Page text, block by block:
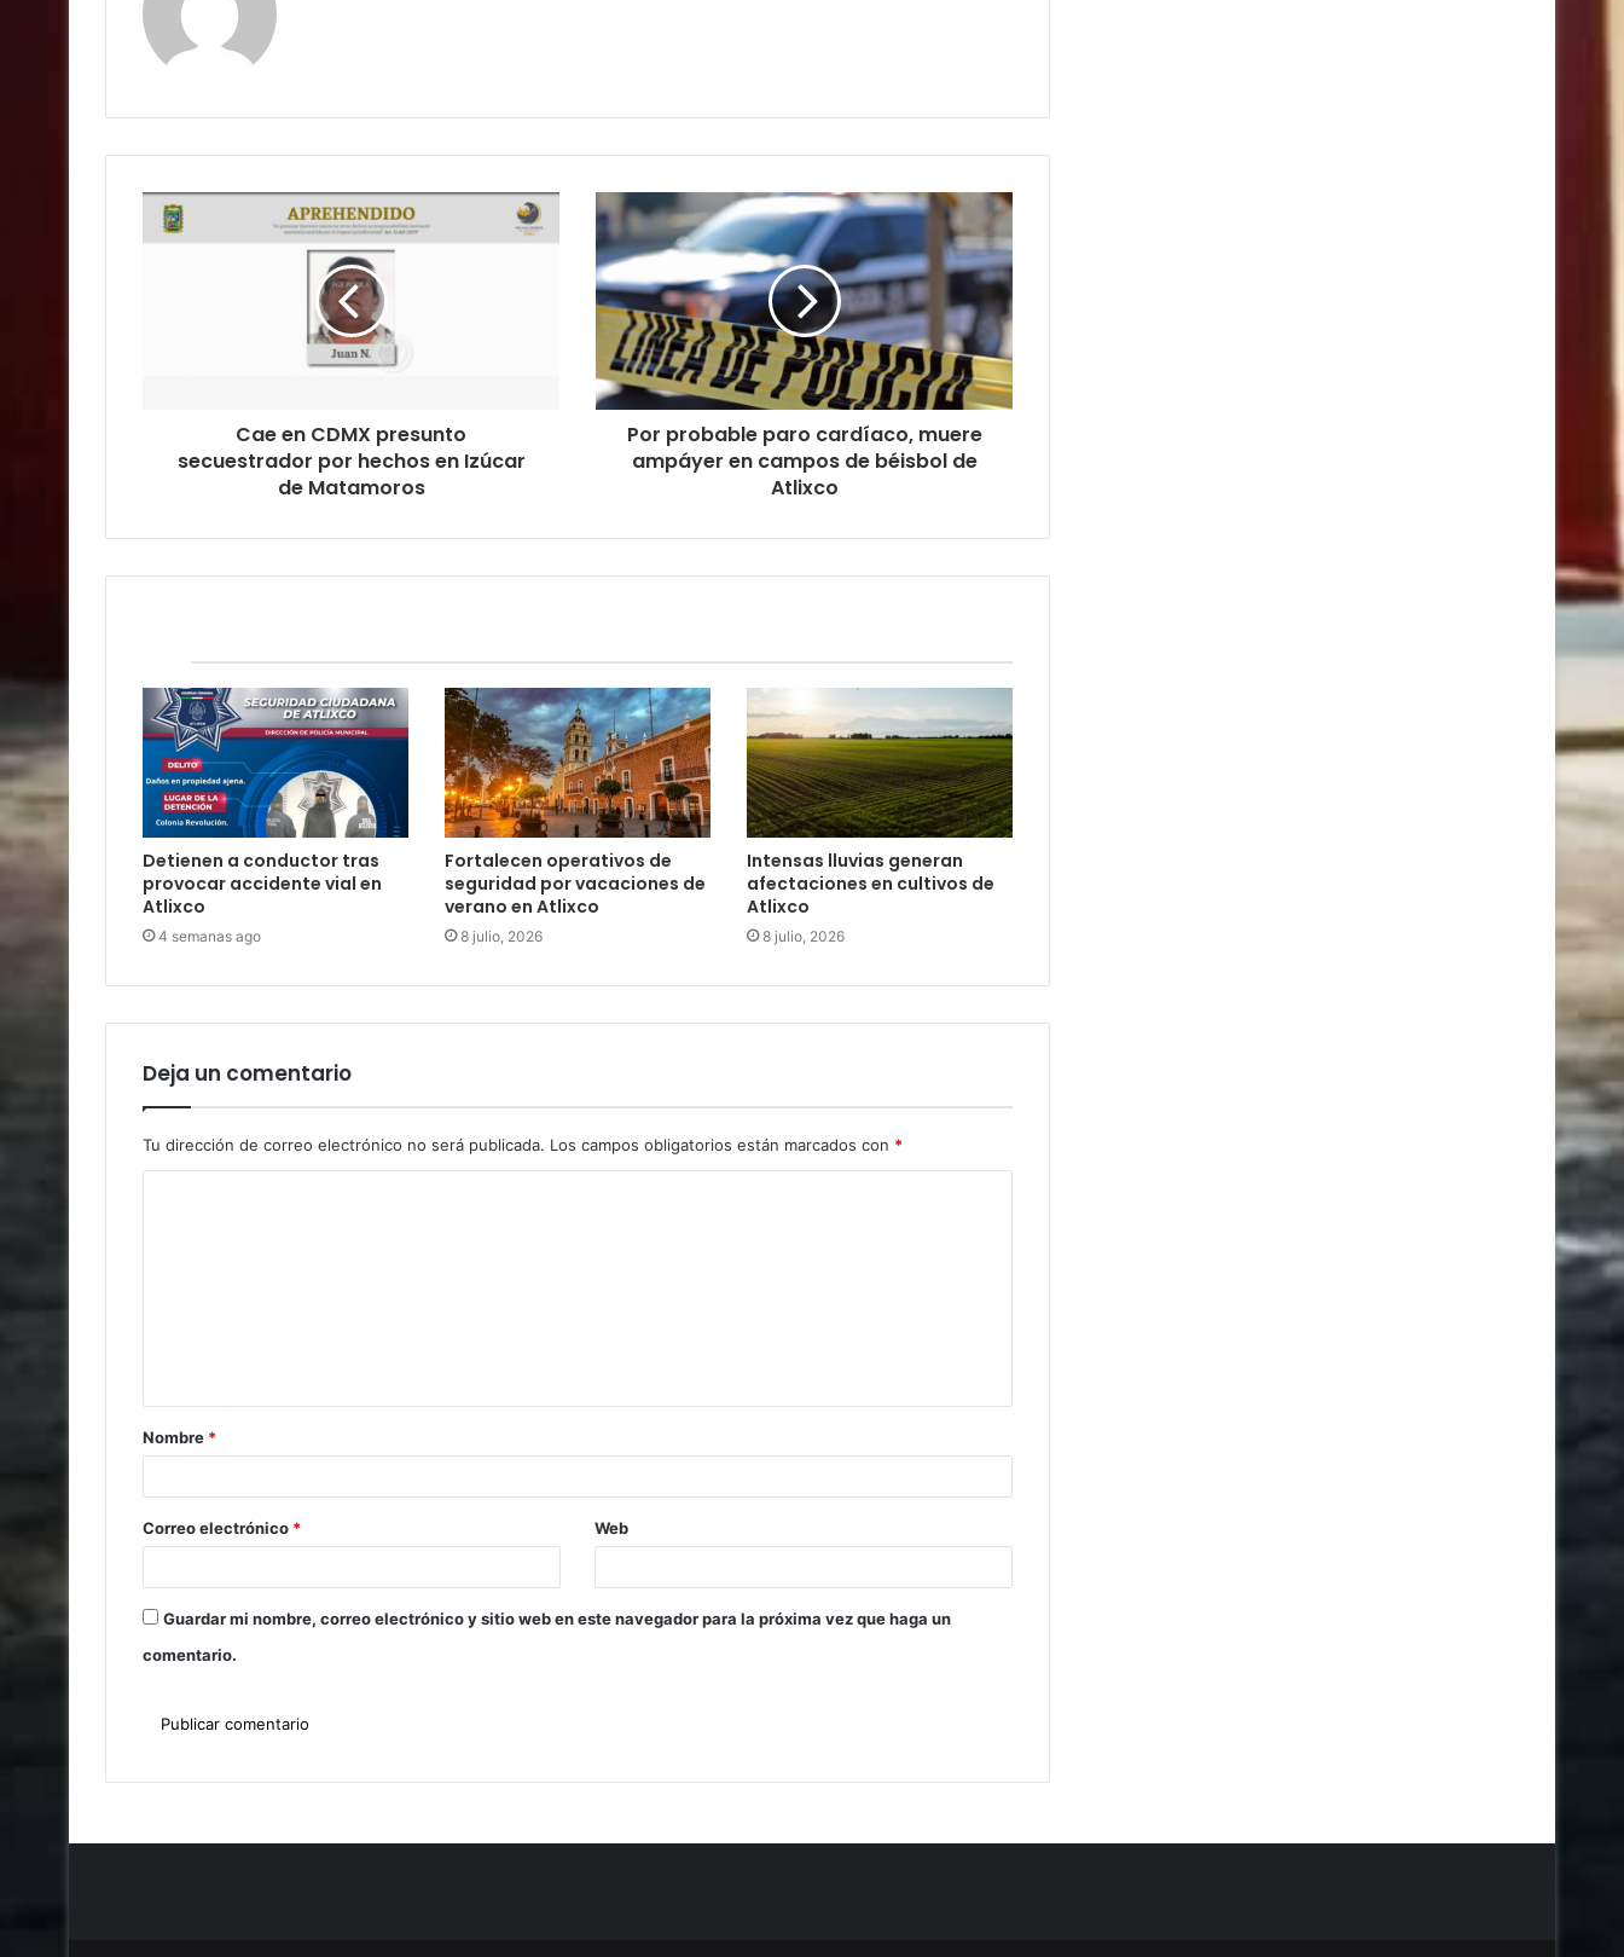
Cae en CDMX presunto
secuestrador por hechos en Izúcar
de Matamoros
Por probable paro cardíaco, muere
ampáyer en campos de béisbol de
Atlixco
Detienen a conductor tras
provocar accidente vial en
Atlixco
4 semanas ago
Fortalecen operativos de
seguridad por vacaciones de
verano en Atlixco
8 julio, 2026
Intensas lluvias generan
afectaciones en cultivos de
Atlixco
8 julio, 2026
Deja un comentario
Tu dirección de correo electrónico no será publicada. Los campos obligatorios están marcados con *
Nombre *
Correo electrónico * Web
Guardar mi nombre, correo electrónico y sitio web en este navegador para la próxima vez que haga un
comentario.